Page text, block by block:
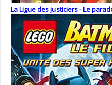
La Ligue des justiciers - Le